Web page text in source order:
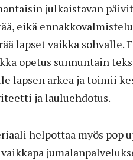
julkaistavan
eikä
lapset vaikka
opetus sunnuntain
lapsen arkea ja toimii
ja lauluehdotus.
helpottaa myös pop